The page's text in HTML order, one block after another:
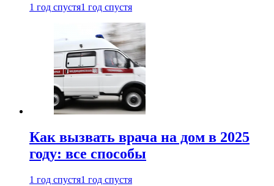
1 год спустя1 год спустя
Как вызвать врача на дом в 2025
году: все способы
1 год спустя1 год спустя